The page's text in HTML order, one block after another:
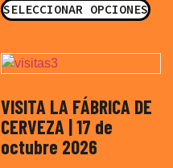
SELECCIONAR OPCIONES
VISITA LA FÁBRICA DE
CERVEZA | 17 de
octubre 2026